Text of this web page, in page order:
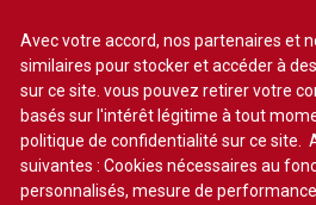
Lire un numéro
Se
Avec votre accord, nos partenaires et
similaires pour stocker et accéder à
sur ce site. vous pouvez retirer votre
basés sur l'intérêt légitime à tout
politique de confidentialité sur ce site.
suivantes : Cookies nécessaires au
personnalisés, mesure de